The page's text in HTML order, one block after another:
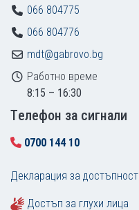
066 804775
066 804776
mdt@gabrovo.bg
Работно време
8:15 – 16:30
Tелефон за сигнали
0700 144 10
Декларация за достъпност
Достъп за глухи лица